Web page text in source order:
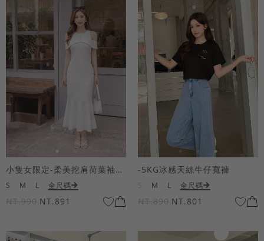
小隻女限定-柔美挖肩荷葉袖魚尾長洋裝
S M L 全尺碼
NT.990 NT.891
-5KG冰感天絲牛仔寬褲
M L 全尺碼
NT.890 NT.801